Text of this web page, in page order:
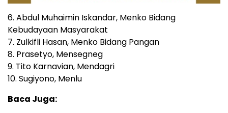
6. Abdul Muhaimin Iskandar, Menko Bidang
Kebudayaan Masyarakat
7. Zulkifli Hasan, Menko Bidang Pangan
8. Prasetyo, Mensegneg
9. Tito Karnavian, Mendagri
10. Sugiyono, Menlu
Baca Juga: